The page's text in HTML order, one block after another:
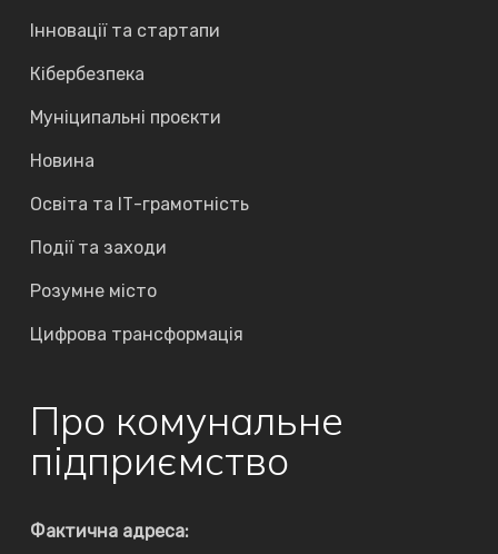
Інновації та стартапи
Кібербезпека
Муніципальні проєкти
Новина
Освіта та ІТ-грамотність
Події та заходи
Розумне місто
Цифрова трансформація
Про комунальне
підприємство
Фактична адреса: